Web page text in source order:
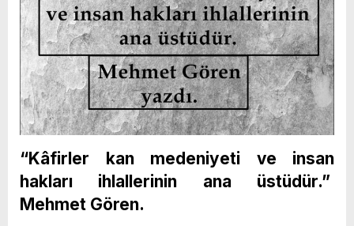
“Kâfirler kan medeniyeti ve insan
hakları ihlallerinin ana üstüdür.”
Mehmet Gören.